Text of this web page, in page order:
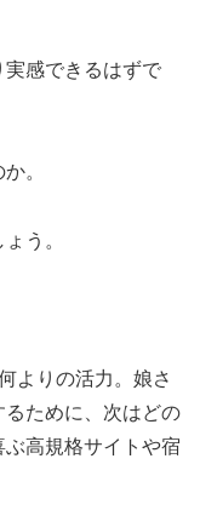
感できるはずで
。
う。
よりの活力。娘さ
ために、次はどの
高規格サイトや宿